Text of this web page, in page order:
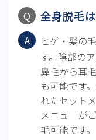
Wax全身脱毛
ヒゲ・髪の
す。陰部の
鼻毛から耳
も可能です
れたセット
メニューが
毛可能です。